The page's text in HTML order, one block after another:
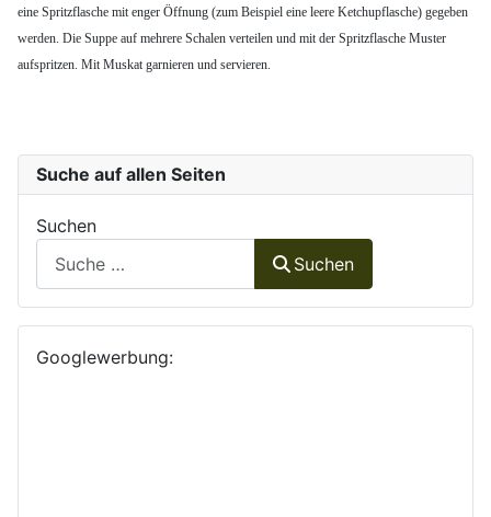
eine Spritzflasche mit enger Öffnung (zum Beispiel eine leere Ketchupflasche) gegeben
werden. Die Suppe auf mehrere Schalen verteilen und mit der Spritzflasche Muster
aufspritzen. Mit Muskat garnieren und servieren.
Suche auf allen Seiten
Suchen
Suchen
Googlewerbung: